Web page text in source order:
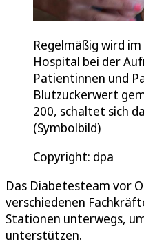
Regelmäßig wird
Hospital bei der
Patientinnen und
Blutzuckerwert
200, schaltet sich
(Symbolbild)
Copyright: dpa
Das Diabetesteam vor
verschiedenen
Stationen unterwegs,
unterstützen.